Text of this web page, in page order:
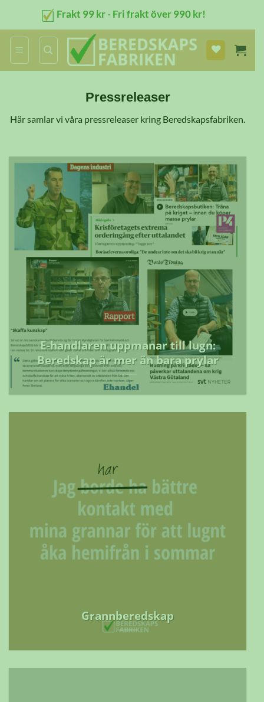
content
Frakt 99 kr - Fri frakt över 990 kr!
Pressreleaser
Här samlar vi våra pressreleaser kring Beredskapsfabriken.
E-handlaren uppmanar till lugn:
Beredskap är mer än bara prylar
Grannberedskap